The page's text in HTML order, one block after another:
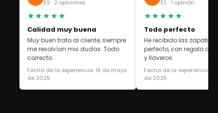
ES · 2 opiniones
★★★★★
Calidad muy buena
Muy buen trato al cliente, siempre
me resolvían mis dudas. Todo
correcto.
Fecha de la experiencia: 19 de mayo
de 2025
ES · 1 opinión
★★★★★
Todo perfecto
He recibido las
perfecto, con regalo de
y llaveros.
Fecha de la experiencia:
de 2025